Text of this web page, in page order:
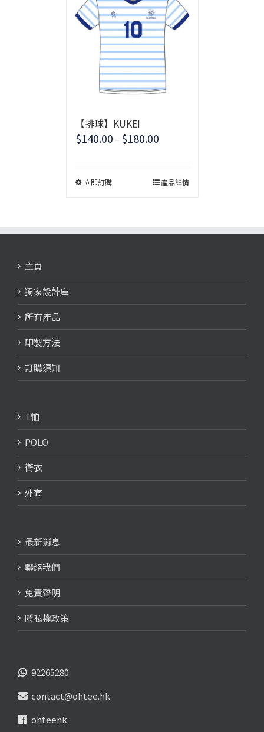
【排球】KUKEI
$140.00–$180.00
立即訂購 產品詳情
主頁
獨家設計庫
所有產品
印製方法
訂購須知
T恤
POLO
衛衣
外套
最新消息
聯絡我們
免責聲明
隱私權政策
92265280
contact@ohtee.hk
ohteehk